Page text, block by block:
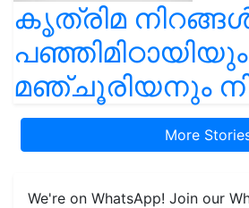
കൃത്രിമ
മഞ്ചൂരിയനും
More
We're on WhatsApp! Join our